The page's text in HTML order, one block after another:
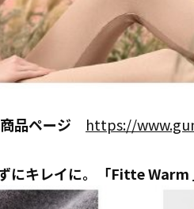
品ページ https://
にキレイに。「Fitte Warm